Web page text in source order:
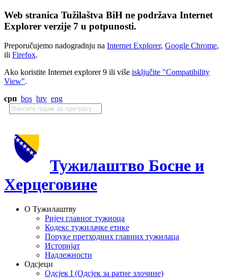
Web stranica Tužilaštva BiH ne podržava Internet
Explorer verzije 7 u potpunosti.
Preporučujemo nadogradnju na Internet Explorer, Google Chrome,
ili Firefox.
Ako koristite Internet explorer 9 ili više isključite "Compatibility
View".
срп bos hrv eng
Тужилаштво Босне и
Херцеговине
О Тужилаштву
Ријеч главног тужиоца
Кодекс тужилачке етике
Поруке претходних главних тужилаца
Историјат
Надлежности
Одсјеци
Одсјек I (Одсјек за ратне злочине)